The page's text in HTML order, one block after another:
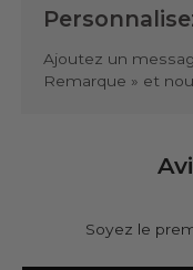
Ajoutez un
Remarque » et
Soyez le